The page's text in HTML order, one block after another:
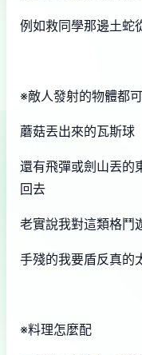
例如救同學那邊土蛇
※敵人發射的物體都
蘑菇丟出來的瓦斯球
還有飛彈或劍山丟的
回去
老實說我對這類格鬥
手殘的我要盾反真的
※料理怎麼配